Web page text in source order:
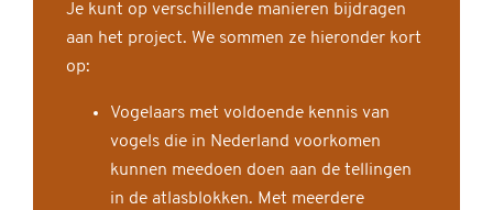
Je kunt op verschillende manieren bijdragen
aan het project. We sommen ze hieronder kort
op:
Vogelaars met voldoende kennis van
vogels die in Nederland voorkomen
kunnen meedoen doen aan de tellingen
in de atlasblokken. Met meerdere